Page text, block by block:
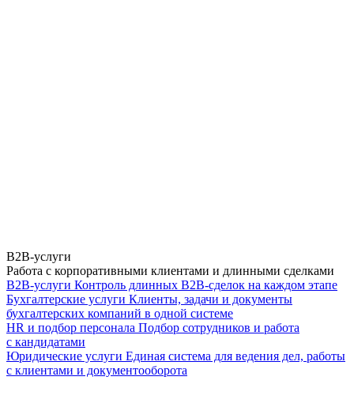
B2B-услуги
Работа с корпоративными клиентами и длинными сделками
B2B-услуги Контроль длинных B2B-сделок на каждом этапе
Бухгалтерские услуги Клиенты, задачи и документы
бухгалтерских компаний в одной системе
HR и подбор персонала Подбор сотрудников и работа
с кандидатами
Юридические услуги Единая система для ведения дел, работы
с клиентами и документооборота